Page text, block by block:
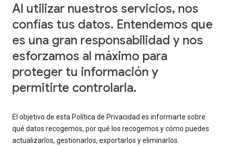
Al utilizar nuestros servicios, nos
confías tus datos. Entendemos que
es una gran responsabilidad y nos
esforzamos al máximo para
proteger tu información y
permitirte controlarla.
El objetivo de esta Política de Privacidad es informarte sobre
qué datos recogemos, por qué los recogemos y cómo puedes
actualizarlos, gestionarlos, exportarlos y eliminarlos.